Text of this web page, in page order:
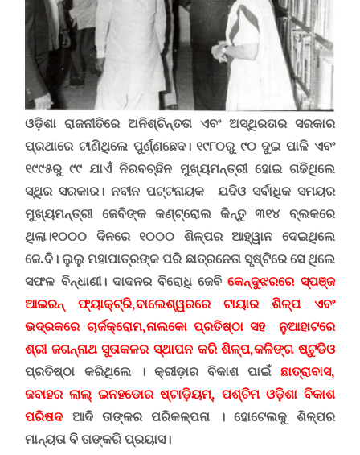
ଓଡ଼ିଶା ରାଜନୀତିରେ ଅନିଶ୍ଚିନ୍ତତା ଏବଂ ଅସ୍ଥିରତାର ସରକାର
ପ୍ରଥାରେ ଟାଣିଥିଲେ ପୁର୍ଣ୍ଣଛେଦ। ୧୯୮୦ରୁ ୯୦ ଦୁଇ ପାଳି ଏବଂ
୧୯୯୫ରୁ ୯୯ ଯାଏଁ ନିରବଚ୍ଛିନ ମୁଖ୍ୟମନ୍ତ୍ରୀ ହୋଇ ଗଢିଥିଲେ
ସ୍ଥିର ସରକାର। ନବୀନ ପଟ୍ଟନାୟକ ଯଦିଓ ସର୍ବାଧିକ ସମୟର
ମୁଖ୍ୟମନ୍ତ୍ରୀ ଜେବିଙ୍କ କଣ୍ଟ୍ରୋଲ କିନ୍ତୁ ୩୧୪ ବ୍ଲକରେ
ଥିଲା।୧୦୦୦ ଦିନରେ ୧୦୦୦ ଶିଳ୍ପର ଆହ୍ୱାନ ଦେଇଥିଲେ
ଜେ.ବି । ଲୁଲୁ ମହାପାତ୍ରଙ୍କ ପରି ଛାତ୍ରନେତା ସୃଷ୍ଟିରେ ସେ ଥିଲେ
ସଫଳ ବିନ୍ଧାଣୀ। ଦାଦନର ବିରୋଧି ଜେବିକେନ୍ଦୁଝରରେ ସ୍ପଞ୍ଜ
ଆଇରନ୍ ଫ୍ୟାକ୍ଟ୍ରି,ବାଲେଶ୍ୱରରେ ଟାୟାର ଶିଳ୍ପ ଏବଂ
ଭଦ୍ରକରେ ଚାର୍ଜକ୍ରୋମ,ନାଲକୋ ପ୍ରତିଷ୍ଠା ସହ ନୁଆହାଟରେ
ଶ୍ରୀ ଜଗନ୍ନାଥ ସୁତାକଳର ସ୍ଥାପନ କରି ଶିଳ୍ପ,କଳିଙ୍ଗ ଷ୍ଟୁଡିଓ
ପ୍ରତିଷ୍ଠା କରିଥିଲେ । କ୍ରୀଡ଼ାର ବିକାଶ ପାଇଁଛାତ୍ରାବାସ,
ଜବାହର ଲାଲ୍ ଇନହଡୋର ଷ୍ଟାଡ଼ିୟମ୍, ପଶ୍ଚିମ ଓଡ଼ିଶା ବିକାଶ
ପରିଷଦ ଆଦି ତାଙ୍କର ପରିକଳ୍ପନା । ହୋଟେଲକୁ ଶିଳ୍ପର
ମାନ୍ୟତା ବି ତାଙ୍କରି ପ୍ରୟାସ।